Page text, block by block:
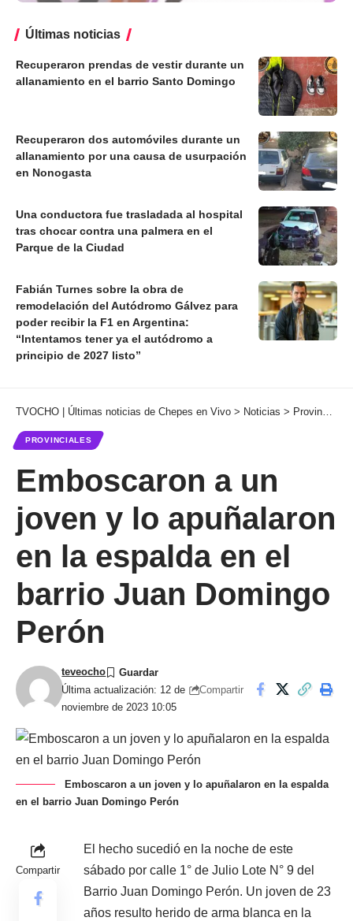
Últimas noticias
Recuperaron prendas de vestir durante un
allanamiento en el barrio Santo Domingo
Recuperaron dos automóviles durante un
allanamiento por una causa de usurpación
en Nonogasta
Una conductora fue trasladada al hospital
tras chocar contra una palmera en el
Parque de la Ciudad
Fabián Turnes sobre la obra de
remodelación del Autódromo Gálvez para
poder recibir la F1 en Argentina:
“Intentamos tener ya el autódromo a
principio de 2027 listo”
TVOCHO | Últimas noticias de Chepes en Vivo > Noticias > Provinciales
PROVINCIALES
Emboscaron a un
joven y lo apuñalaron
en la espalda en el
barrio Juan Domingo
Perón
Última actualización: 12 de
noviembre de 2023 10:05
teveocho
Compartir
Emboscaron a un joven y lo apuñalaron en la espalda
en el barrio Juan Domingo Perón
Compartir
El hecho sucedió en la noche de este
sábado por calle 1° de Julio Lote N° 9 del
Barrio Juan Domingo Perón. Un joven de 23
años resulto herido de arma blanca en la